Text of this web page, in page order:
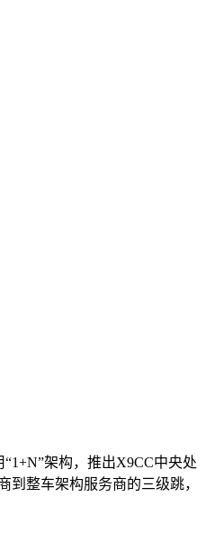
架构，推出X9CC中央处
整车架构服务商的三级跳，